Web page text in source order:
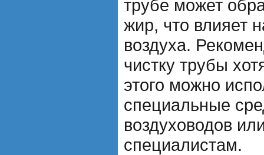
трубе может
жир, что влияет
воздуха.
чистку трубы
этого можно
специальные
воздуховодов
специалистам.